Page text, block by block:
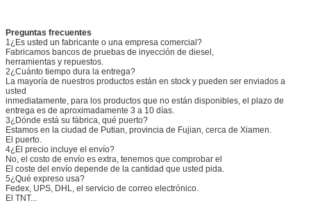
Preguntas frecuentes
1¿Es usted un fabricante o una empresa comercial?
Fabricamos bancos de pruebas de inyección de diesel,
herramientas y repuestos.
2¿Cuánto tiempo dura la entrega?
La mayoría de nuestros productos están en stock y pueden ser enviados a
usted
inmediatamente, para los productos que no están disponibles, el plazo de
entrega es de aproximadamente 3 a 10 días.
3¿Dónde está su fábrica, qué puerto?
Estamos en la ciudad de Putian, provincia de Fujian, cerca de Xiamen.
El puerto.
4¿El precio incluye el envío?
No, el costo de envío es extra, tenemos que comprobar el
El coste del envío depende de la cantidad que usted pida.
5¿Qué expreso usa?
Fedex, UPS, DHL, el servicio de correo electrónico.
El TNT...